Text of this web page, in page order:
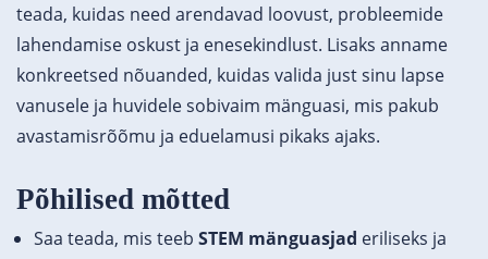
teada, kuidas need arendavad loovust, probleemide
lahendamise oskust ja enesekindlust. Lisaks anname
konkreetsed nõuanded, kuidas valida just sinu lapse
vanusele ja huvidele sobivaim mänguasi, mis pakub
avastamisrõõmu ja eduelamusi pikaks ajaks.
Põhilised mõtted
Saa teada, mis teeb STEM mänguasjad eriliseks ja